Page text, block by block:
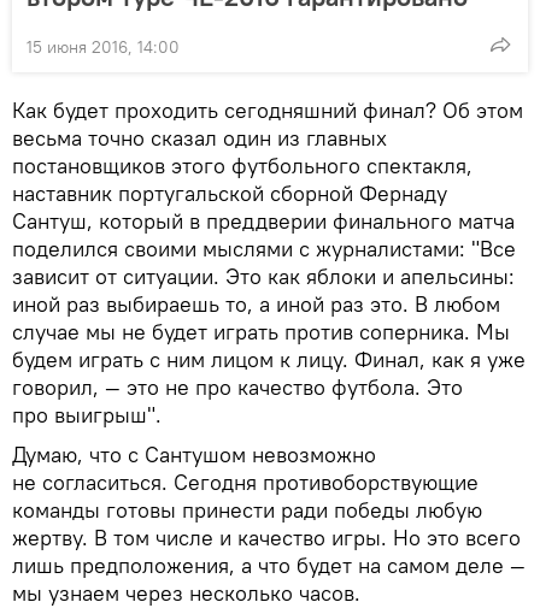
15 июня 2016, 14:00
Как будет проходить сегодняшний финал? Об этом
весьма точно сказал один из главных
постановщиков этого футбольного спектакля,
наставник португальской сборной Фернаду
Сантуш, который в преддверии финального матча
поделился своими мыслями с журналистами: "Все
зависит от ситуации. Это как яблоки и апельсины:
иной раз выбираешь то, а иной раз это. В любом
случае мы не будет играть против соперника. Мы
будем играть с ним лицом к лицу. Финал, как я уже
говорил, — это не про качество футбола. Это
про выигрыш".
Думаю, что с Сантушом невозможно
не согласиться. Сегодня противоборствующие
команды готовы принести ради победы любую
жертву. В том числе и качество игры. Но это всего
лишь предположения, а что будет на самом деле —
мы узнаем через несколько часов.